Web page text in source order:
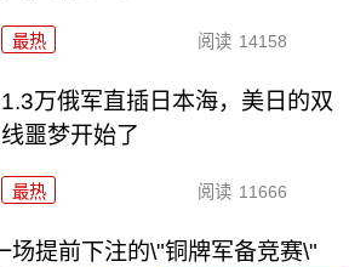
最热 阅读 14158
1.3万俄军直插日本海，美日的双
线噩梦开始了
最热 阅读 11666
场提前下注的\"铜牌军备竞赛\"